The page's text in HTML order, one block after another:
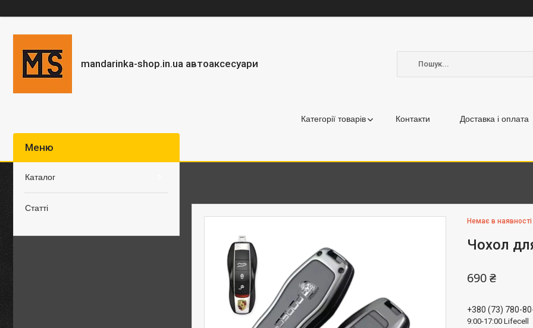
mandarinka-shop.in.ua автоаксесуари
Категорії товарів Контакти Доставка і оплата
Немає в наявності
Чохол
690 ₴
+380 (73) 780-
9:00-17:00 Lifecell
Каталог
Статті